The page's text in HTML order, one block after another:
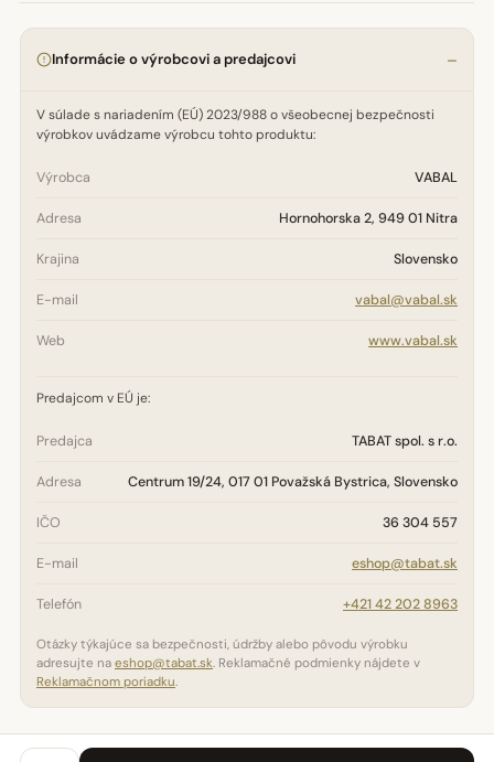
Informácie o výrobcovi a predajcovi
V súlade s nariadením (EÚ) 2023/988 o všeobecnej bezpečnosti
výrobkov uvádzame výrobcu tohto produktu:
Výrobca VABAL
Adresa Hornohorska 2, 949 01 Nitra
Krajina Slovensko
E-mail vabal@vabal.sk
Web www.vabal.sk
Predajcom v EÚ je:
Predajca TABAT spol. s r.o.
Adresa Centrum 19/24, 017 01 Považská Bystrica, Slovensko
IČO 36 304 557
E-mail eshop@tabat.sk
Telefón +421 42 202 8963
Otázky týkajúce sa bezpečnosti, údržby alebo pôvodu výrobku
adresujte na eshop@tabat.sk. Reklamačné podmienky nájdete v
Reklamačnom poriadku.